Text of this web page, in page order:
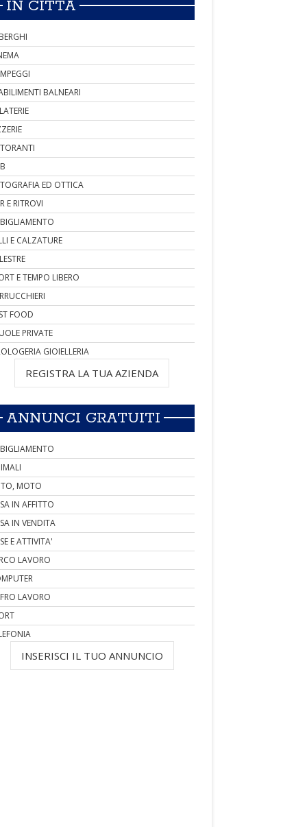
IN CITTÀ
BALNEARI
ED OTTICA
E RITROVI
E CALZATURE
E TEMPO LIBERO
FOOD
PRIVATE
GIOIELLERIA
REGISTRA LA TUA AZIENDA
ANNUNCI GRATUITI
MOTO
IN AFFITTO
IN VENDITA
E ATTIVITA'
LAVORO
LAVORO
INSERISCI IL TUO ANNUNCIO